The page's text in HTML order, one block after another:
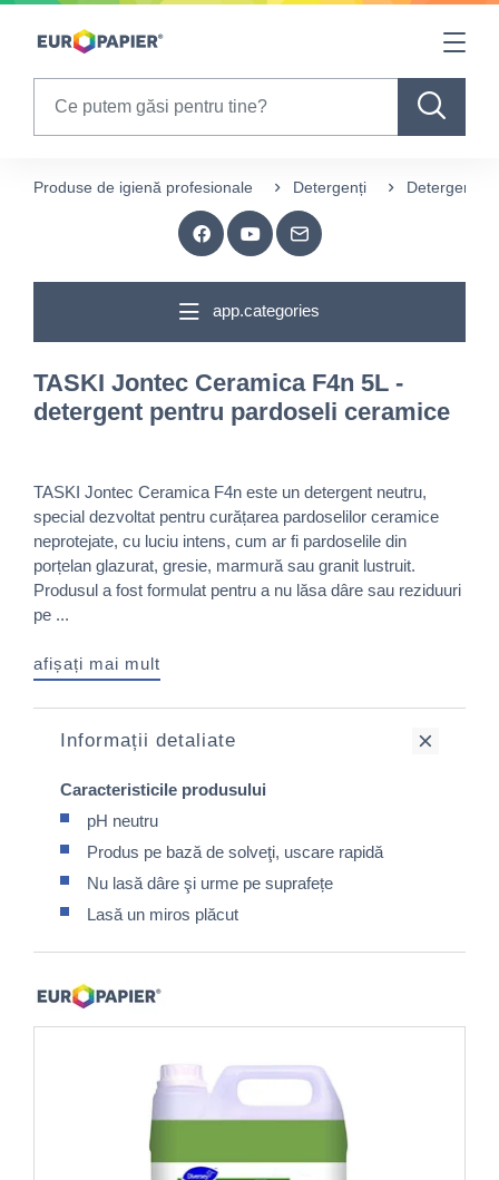
Table Of Content
Produse de igienă profesionale Detergenți Detergenți
app.categories
TASKI Jontec Ceramica F4n 5L -
detergent pentru pardoseli ceramice
TASKI Jontec Ceramica F4n este un detergent neutru,
special dezvoltat pentru curățarea pardoselilor ceramice
neprotejate, cu luciu intens, cum ar fi pardoselile din
porțelan glazurat, gresie, marmură sau granit lustruit.
Produsul a fost formulat pentru a nu lăsa dâre sau reziduuri
pe ...
afișați mai mult
Informații detaliate
Caracteristicile produsului
pH neutru
Produs pe bază de solveţi, uscare rapidă
Nu lasă dâre şi urme pe suprafețe
Lasă un miros plăcut